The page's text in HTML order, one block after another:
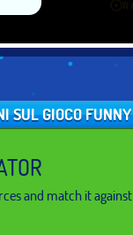
SUL GIOCO
and match it